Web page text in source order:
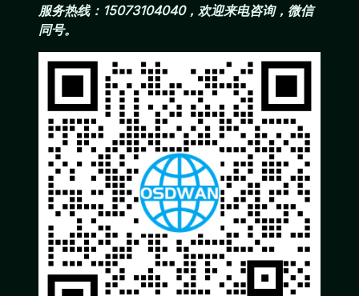
服务热线：15073104040，欢迎来电咨询，微信
同号。